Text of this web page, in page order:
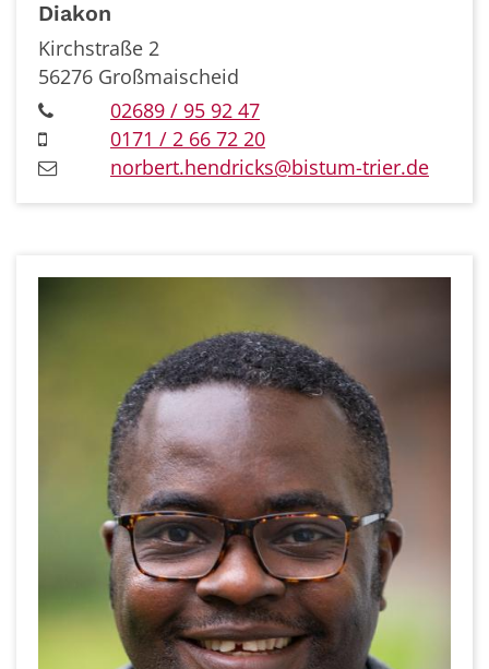
Diakon
Kirchstraße 2
56276 Großmaischeid
02689 / 95 92 47
0171 / 2 66 72 20
norbert.hendricks@bistum-trier.de